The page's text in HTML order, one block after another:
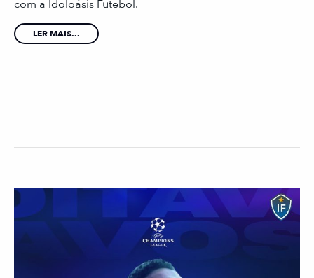
com a Idoloásis Futebol.
LER MAIS...